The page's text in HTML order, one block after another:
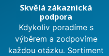
Skvělá zákaznická
podpora
Kdykoliv poradíme s
výběrem a zodpovíme
každou otázku. Sortiment